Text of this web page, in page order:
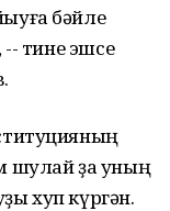
бәйле
-- тине эшсе
шулай ҙа уның
хуп күргән.